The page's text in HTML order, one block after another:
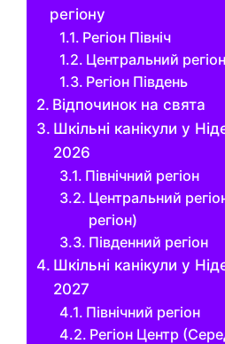
регіону
Регіон Північ
Центральний регіон
Регіон Південь
Відпочинок на свята
Шкільні канікули у
2026
Північний регіон
Центральний
регіон)
Південний регіон
Шкільні канікули у
2027
Північний регіон
Регіон Центр